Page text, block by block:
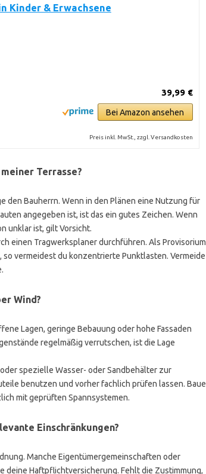
Kinder & Erwachsene
39,99 €
Bei Amazon ansehen
Preis inkl. MwSt., zzgl. Versandkosten
Terrasse?
Bauherrn. Wenn in den Plänen eine Nutzung für
angegeben ist, ist das ein gutes Zeichen. Wenn
unklar ist, gilt Vorsicht.
einen Tragwerksplaner durchführen. Als Provisorium
vermeidest du konzentrierte Punktlasten. Vermeide
Wind?
Lagen, geringe Bebauung oder hohe Fassaden
regelmäßig verrutschen, ist die Lage
spezielle Wasser- oder Sandbehälter zur
benutzen und vorher fachlich prüfen lassen. Baue
mit geprüften Spannsystemen.
Einschränkungen?
Manche Eigentümergemeinschaften oder
deine Haftpflichtversicherung. Fehlt die Zustimmung,